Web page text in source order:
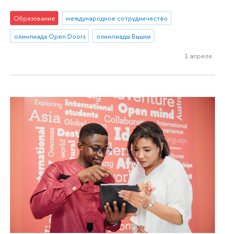
Образование
международное сотрудничество
олимпиада Open Doors
олимпиады Вышки
1 апреля